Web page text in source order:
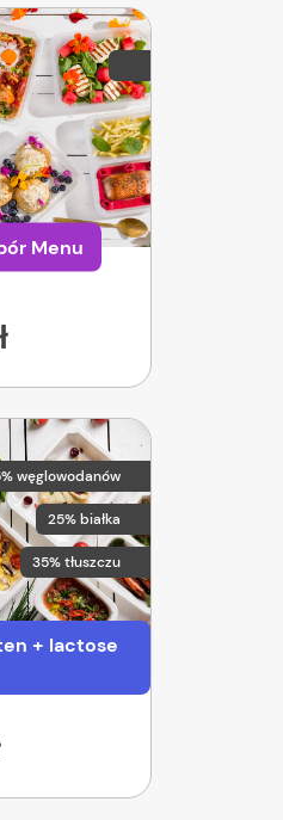
Menu
węglowodanów
25% białka
35% tłuszczu
+ lactose